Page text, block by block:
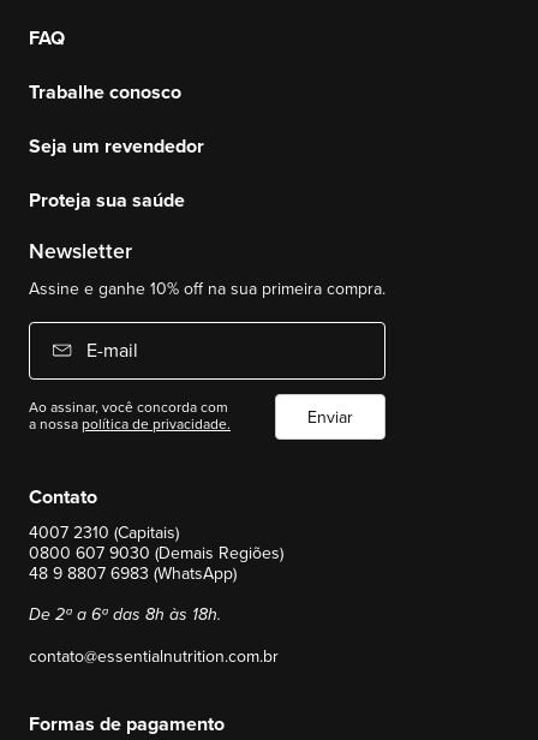
Contato
4007 2310 (Capitais)
0800 607 9030 (Demais Regiões)
48 9 8807 6983 (WhatsApp)
De 2ª a 6ª das 8h às 18h.
contato@essentialnutrition.com.br
Formas de pagamento
FAQ
Trabalhe conosco
Seja um revendedor
Proteja sua saúde
Newsletter
Assine e ganhe 10% off na sua primeira compra.
E-mail
Ao assinar, você concorda com
a nossapolítica de privacidade. Enviar